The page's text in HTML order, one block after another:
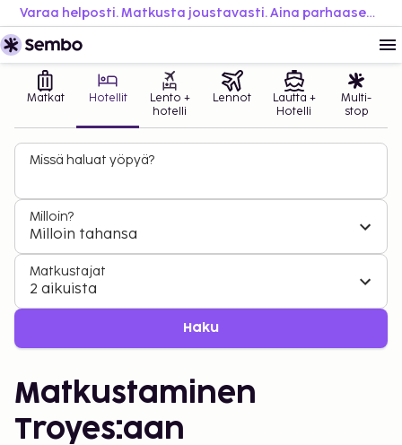
Varaa helposti. Matkusta joustavasti. Aina parhaaseen hintaan.
Matkat Hotellit
Lento +
hotelli
Lennot
Lautta +
Hotelli
Multi-
stop
Missä haluat yöpyä?
Milloin?
Milloin tahansa
Matkustajat
2 aikuista
Haku
Matkustaminen
Troyes:aan